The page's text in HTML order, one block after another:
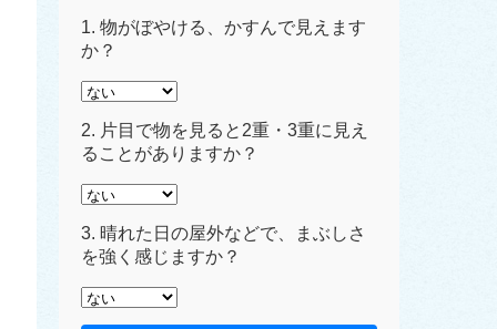
1. 物がぼやける、かすんで見えます
か？
2. 片目で物を見ると2重・3重に見え
ることがありますか？
3. 晴れた日の屋外などで、まぶしさ
を強く感じますか？